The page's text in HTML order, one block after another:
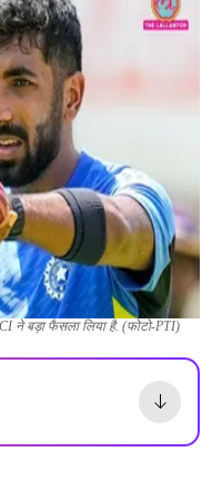
ने बड़ा फैसला लिया है. (फोटो-PTI)